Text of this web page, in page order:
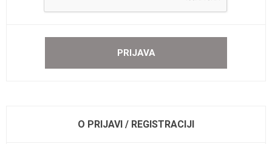
O PRIJAVI / REGISTRACIJI